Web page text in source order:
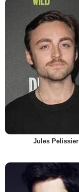
Jules Pelissier